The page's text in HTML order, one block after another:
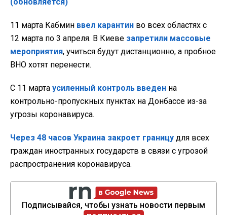
(обновляется)
11 марта Кабмин ввел карантин во всех областях с
12 марта по 3 апреля. В Киеве запретили массовые
мероприятия, учиться будут дистанционно, а пробное
ВНО хотят перенести.
С 11 марта усиленный контроль введен на
контрольно-пропускных пунктах на Донбассе из-за
угрозы коронавируса.
Через 48 часов Украина закроет границу для всех
граждан иностранных государств в связи с угрозой
распространения коронавируса.
Подписывайся, чтобы узнать новости первым